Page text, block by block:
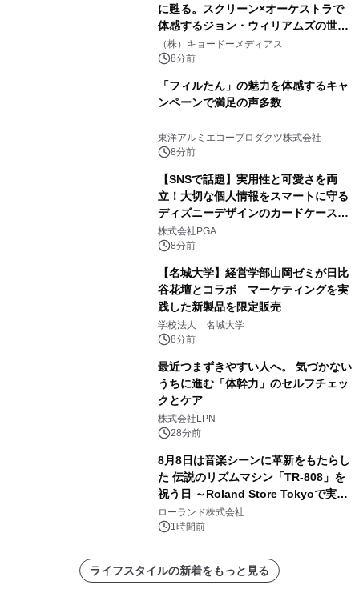
に甦る。スクリーン×オーケストラで
体感するジョン・ウィリアムズの世
界。ジョン・ウィリアムズ：シネマ・
スペクタキュラー・コンサート 開催決
（株）キョードーメディアス
8分前
「フィルたん」の魅力を体感するキャ
ンペーンで満足の声多数
東洋アルミエコープロダクツ株式会社
8分前
【SNSで話題】実用性と可愛さを両
立！大切な個人情報をスマートに守る
ディズニーデザインのカードケースを
株式会社PGAが8月7日発売
株式会社PGA
8分前
【名城大学】経営学部山岡ゼミが日比
谷花壇とコラボ マーケティングを実
践した新製品を限定販売
学校法人 名城大学
8分前
最近つまずきやすい人へ。 気づかない
うちに進む「体幹力」のセルフチェッ
クとケア
株式会社LPN
28分前
8月8日は音楽シーンに革新をもたらし
た 伝説のリズムマシン「TR-808」を
祝う日 ～Roland Store Tokyoで実機
を展示しての 記念キャンペーンを開
催 英国ラジオ「NTS」の 特別プログ
アーティストを フィーチャーしたアニ
メーションを公開～
ローランド株式会社
1時間前
ライフスタイルの新着をもっと見る